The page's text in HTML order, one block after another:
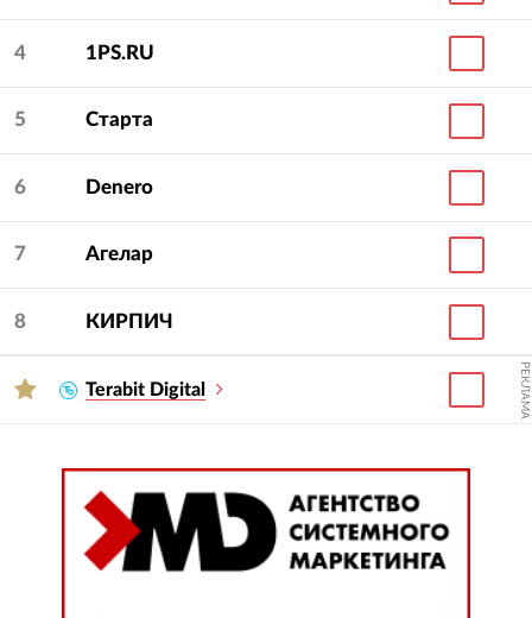
4 1PS.RU
5 Старта
6 Denero
7 Агелар
8 КИРПИЧ
Terabit Digital РЕКЛАМА